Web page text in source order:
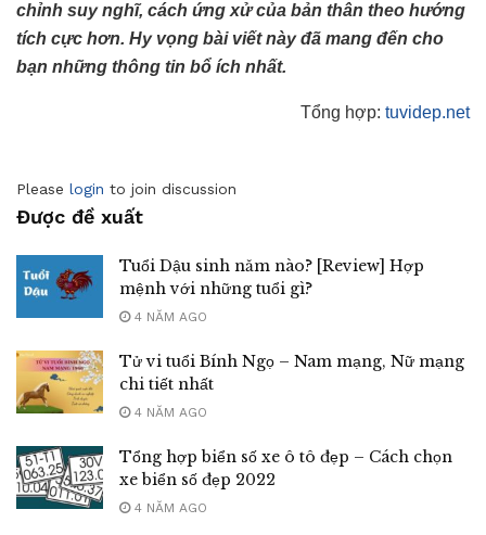
chỉnh suy nghĩ, cách ứng xử của bản thân theo hướng
tích cực hơn. Hy vọng bài viết này đã mang đến cho
bạn những thông tin bổ ích nhất.
Tổng hợp: tuvidep.net
Please login to join discussion
Được đề xuất
Tuổi Dậu sinh năm nào? [Review] Hợp
mệnh với những tuổi gì?
4 NĂM AGO
Tử vi tuổi Bính Ngọ – Nam mạng, Nữ mạng
chi tiết nhất
4 NĂM AGO
Tổng hợp biển số xe ô tô đẹp – Cách chọn
xe biển số đẹp 2022
4 NĂM AGO